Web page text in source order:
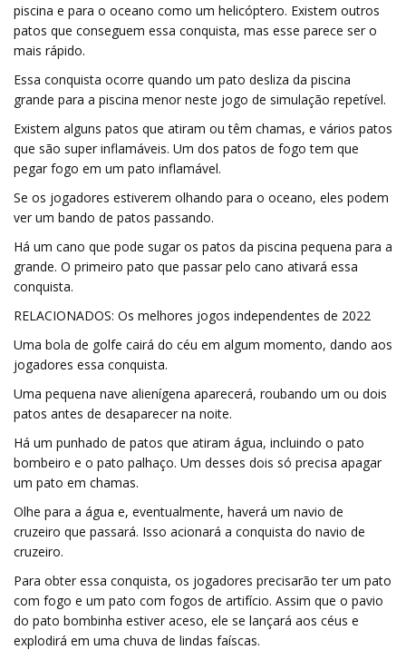
piscina e para o oceano como um helicóptero. Existem outros
patos que conseguem essa conquista, mas esse parece ser o
mais rápido.
Essa conquista ocorre quando um pato desliza da piscina
grande para a piscina menor neste jogo de simulação repetível.
Existem alguns patos que atiram ou têm chamas, e vários patos
que são super inflamáveis. Um dos patos de fogo tem que
pegar fogo em um pato inflamável.
Se os jogadores estiverem olhando para o oceano, eles podem
ver um bando de patos passando.
Há um cano que pode sugar os patos da piscina pequena para a
grande. O primeiro pato que passar pelo cano ativará essa
conquista.
RELACIONADOS: Os melhores jogos independentes de 2022
Uma bola de golfe cairá do céu em algum momento, dando aos
jogadores essa conquista.
Uma pequena nave alienígena aparecerá, roubando um ou dois
patos antes de desaparecer na noite.
Há um punhado de patos que atiram água, incluindo o pato
bombeiro e o pato palhaço. Um desses dois só precisa apagar
um pato em chamas.
Olhe para a água e, eventualmente, haverá um navio de
cruzeiro que passará. Isso acionará a conquista do navio de
cruzeiro.
Para obter essa conquista, os jogadores precisarão ter um pato
com fogo e um pato com fogos de artifício. Assim que o pavio
do pato bombinha estiver aceso, ele se lançará aos céus e
explodirá em uma chuva de lindas faíscas.